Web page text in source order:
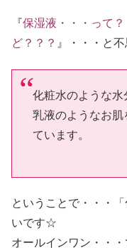
『保湿液・・・って
ど？？？ 』・・・と
化粧水のような水
乳液のようなお肌
ています。
ということで・・・
いです☆
オールインワン・・